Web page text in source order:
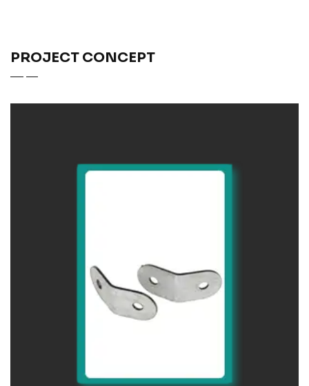
PROJECT CONCEPT